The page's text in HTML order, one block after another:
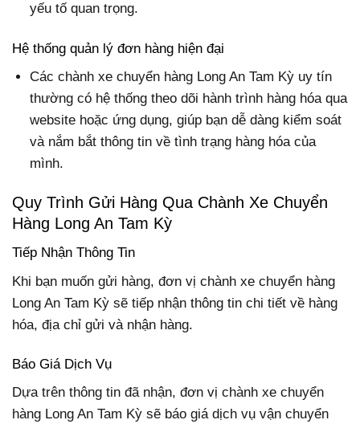
yếu tố quan trọng.
Hệ thống quản lý đơn hàng hiện đại
Các chành xe chuyển hàng Long An Tam Kỳ uy tín
thường có hệ thống theo dõi hành trình hàng hóa qua
website hoặc ứng dụng, giúp bạn dễ dàng kiểm soát
và nắm bắt thông tin về tình trạng hàng hóa của
mình.
Quy Trình Gửi Hàng Qua Chành Xe Chuyển
Hàng Long An Tam Kỳ
Tiếp Nhận Thông Tin
Khi bạn muốn gửi hàng, đơn vị chành xe chuyển hàng
Long An Tam Kỳ sẽ tiếp nhận thông tin chi tiết về hàng
hóa, địa chỉ gửi và nhận hàng.
Báo Giá Dịch Vụ
Dựa trên thông tin đã nhận, đơn vị chành xe chuyển
hàng Long An Tam Kỳ sẽ báo giá dịch vụ vận chuyển